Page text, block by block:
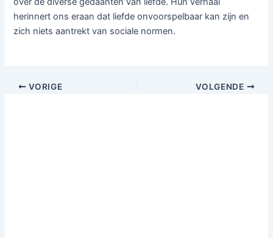
herinnert ons eraan dat liefde onvoorspelbaar kan zijn en
zich niets aantrekt van sociale normen.
VORIGE VOLGENDE